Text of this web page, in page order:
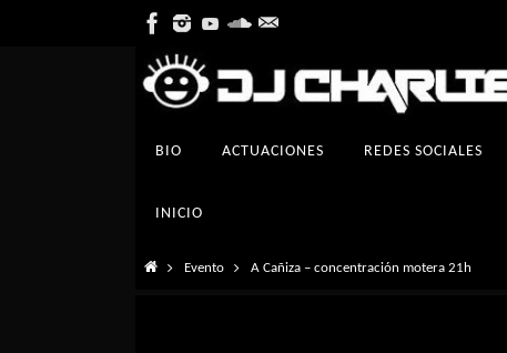
BIO ACTUACIONES REDES SOCIALES
INICIO
InicioEvento A Cañiza – concentración motera 21h